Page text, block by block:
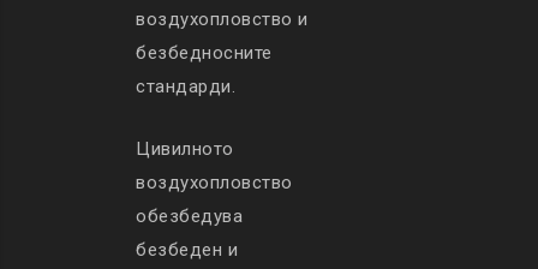
воздухопловство и
безбедносните
стандарди.
Цивилното
воздухопловство
обезбедува
безбеден и